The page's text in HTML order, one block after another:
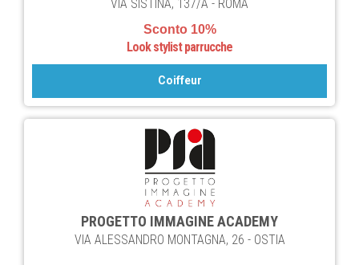
VIA SISTINA, 137/A - ROMA
Sconto 10%
Look stylist parrucche
Coiffeur
PROGETTO IMMAGINE ACADEMY
VIA ALESSANDRO MONTAGNA, 26 - OSTIA